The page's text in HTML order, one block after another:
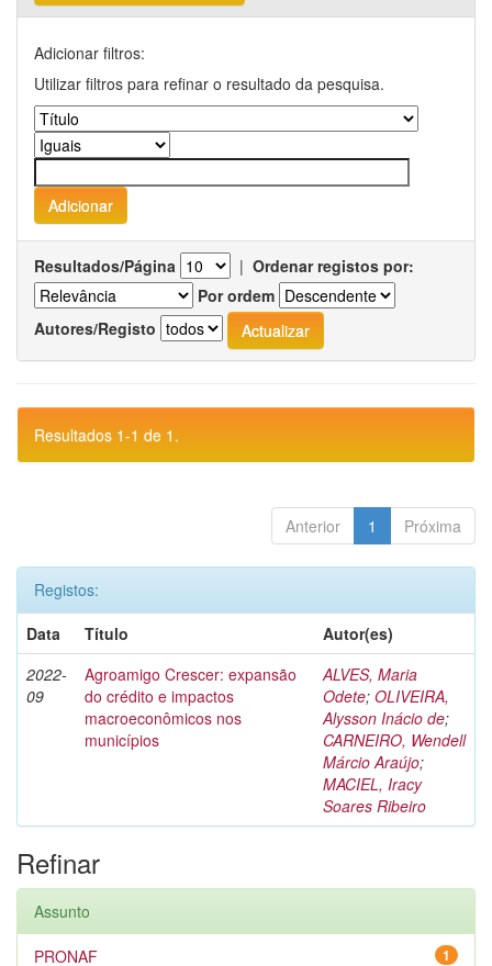
Adicionar filtros:
Utilizar filtros para refinar o resultado da pesquisa.
Resultados/Página | Ordenar registos por:
Por ordem
Autores/Registo
Resultados 1-1 de 1.
Anterior 1 Próxima
Registos:
Data
Título
Autor(es)
2022-
09
Agroamigo Crescer: expansão
do crédito e impactos
macroeconômicos nos
municípios
ALVES, Maria
Odete; OLIVEIRA,
Alysson Inácio de;
CARNEIRO, Wendell
Márcio Araújo;
MACIEL, Iracy
Soares Ribeiro
Refinar
Assunto
1
PRONAF